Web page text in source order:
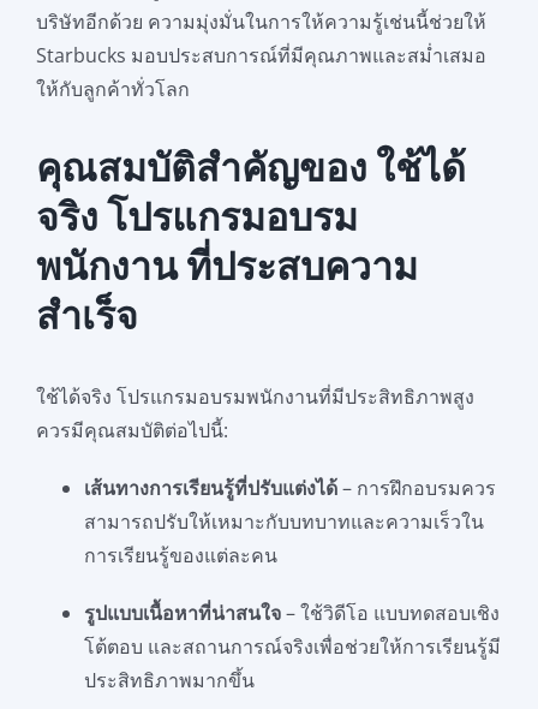
บริษัทอีกด้วย ความมุ่งมั่นในการให้ความรู้เช่นนี้ช่วยให้
Starbucks มอบประสบการณ์ที่มีคุณภาพและสม่ำเสมอ
ให้กับลูกค้าทั่วโลก
คุณสมบัติสำคัญของ ใช้ได้
จริง โปรแกรมอบรม
พนักงาน ที่ประสบความ
สำเร็จ
ใช้ได้จริง โปรแกรมอบรมพนักงานที่มีประสิทธิภาพสูง
ควรมีคุณสมบัติต่อไปนี้:
เส้นทางการเรียนรู้ที่ปรับแต่งได้– การฝึกอบรมควร
สามารถปรับให้เหมาะกับบทบาทและความเร็วใน
การเรียนรู้ของแต่ละคน
รูปแบบเนื้อหาที่น่าสนใจ– ใช้วิดีโอ แบบทดสอบเชิง
โต้ตอบ และสถานการณ์จริงเพื่อช่วยให้การเรียนรู้มี
ประสิทธิภาพมากขึ้น